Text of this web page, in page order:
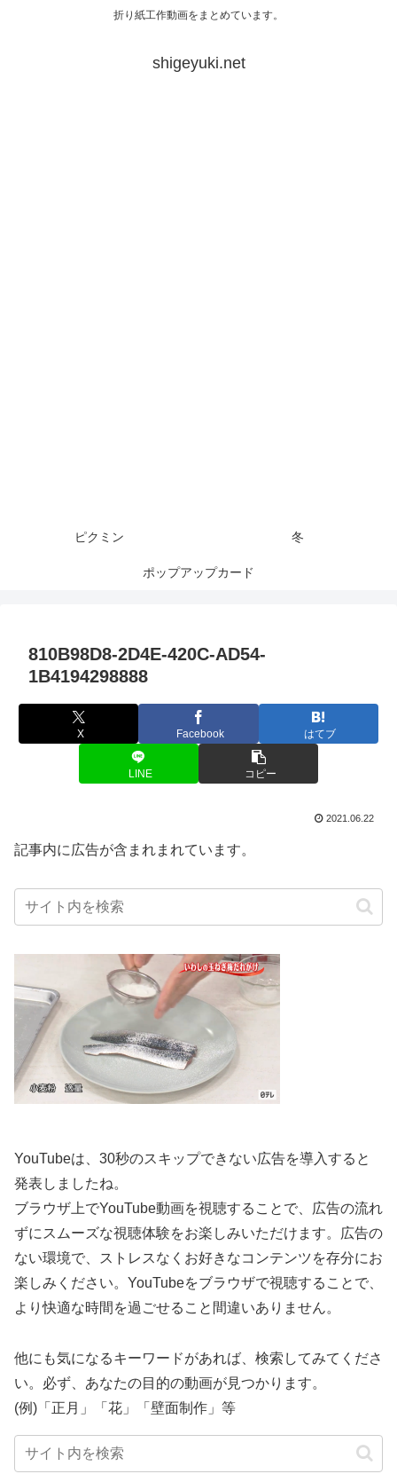
折り紙工作動画をまとめています。
shigeyuki.net
ピクミン 冬
ポップアップカード
810B98D8-2D4E-420C-AD54-
1B4194298888
X Facebook はてブ
LINE コピー
2021.06.22
記事内に広告が含まれまれています。
YouTubeは、30秒のスキップできない広告を導入すると
発表しましたね。
ブラウザ上でYouTube動画を視聴することで、広告の流れ
ずにスムーズな視聴体験をお楽しみいただけます。広告の
ない環境で、ストレスなくお好きなコンテンツを存分にお
楽しみください。YouTubeをブラウザで視聴することで、
より快適な時間を過ごせること間違いありません。
他にも気になるキーワードがあれば、検索してみてくださ
い。必ず、あなたの目的の動画が見つかります。
(例)「正月」「花」「壁面制作」等